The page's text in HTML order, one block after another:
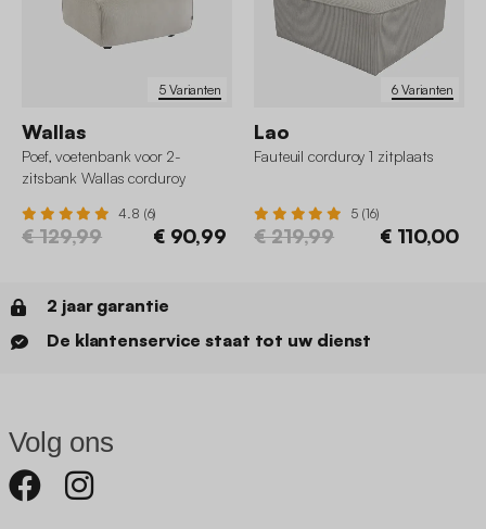
5 Varianten
Wallas
Poef, voetenbank voor 2-
zitsbank Wallas corduroy
4.8 (6)
€ 129,99 € 90,99
6 Varianten
Lao
Fauteuil corduroy 1 zitplaats
5 (16)
€ 219,99 € 110,00
2 jaar garantie
De klantenservice staat tot uw dienst
Volg ons